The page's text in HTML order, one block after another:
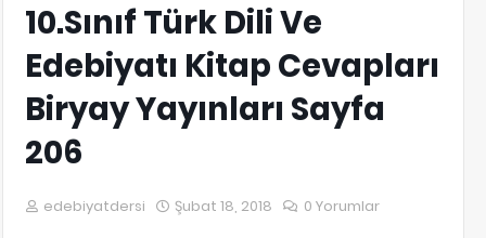
10.Sınıf Türk Dili Ve
Edebiyatı Kitap Cevapları
Biryay Yayınları Sayfa
206
edebiyatdersi Şubat 18, 2018 0 Yorumlar